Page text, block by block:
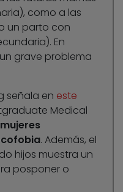
como a las
un parto con
En
grave problema
señala en este
Medical
. Además, el
hijos muestra un
posponer o